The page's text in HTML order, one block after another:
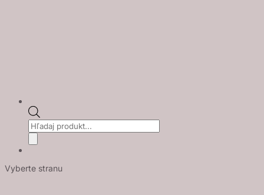
Products
search
Vyberte stranu